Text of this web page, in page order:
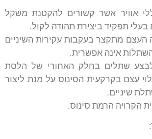
אוויר אשר קשורים להקטנת משקל
בעלי תפקיד ביצירת תהודה לקול.
העצם מתקצר בעקבות עקירות השיניים
אינה אפשרית.
שתלים בחלק האחורי של הלסת
עצם בקרקעית הסינוס על מנת ליצור
שיניים.
הקרויה הרמת סינוס.